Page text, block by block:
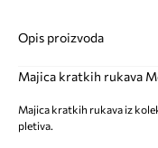
Opis proizvoda
Majica kratkih rukava
Majica kratkih rukava iz
pletiva.